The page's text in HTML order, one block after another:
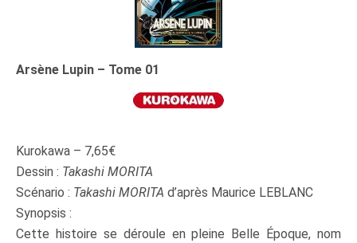
Arsène Lupin – Tome 01
Kurokawa – 7,65€
Dessin : Takashi MORITA
Scénario : Takashi MORITA d’après Maurice LEBLANC
Synopsis :
Cette histoire se déroule en pleine Belle Époque, nom